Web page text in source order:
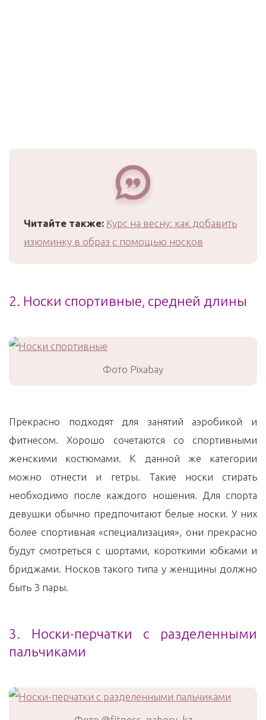
Читайте также: Курс на весну: как добавить
изюминку в образ с помощью носков
2. Носки спортивные, средней длины
Фото Pixabay
Прекрасно подходят для занятий аэробикой и
фитнесом. Хорошо сочетаются со спортивными
женскими костюмами. К данной же категории
можно отнести и гетры. Такие носки стирать
необходимо после каждого ношения. Для спорта
девушки обычно предпочитают белые носки. У них
более спортивная «специализация», они прекрасно
будут смотреться с шортами, короткими юбками и
бриджами. Носков такого типа у женщины должно
быть 3 пары.
3. Носки-перчатки с разделенными
пальчиками